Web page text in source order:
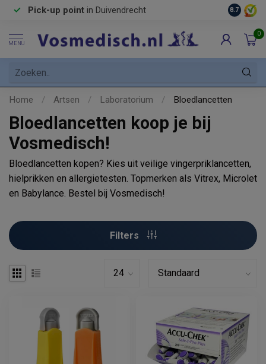
Pick-up point in Duivendrecht 8.7
MENU
0
Home / Artsen / Laboratorium / Bloedlancetten
Bloedlancetten koop je bij
Vosmedisch!
Bloedlancetten kopen? Kies uit veilige vingerpriklancetten,
hielprikken en allergietesten. Topmerken als Vitrex, Microlet
en Babylance. Bestel bij Vosmedisch!
Filters